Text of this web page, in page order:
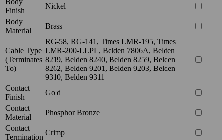
Finish
Nickel
Body
Material
Brass
Cable Type
(Terminates
To)
RG-58, RG-141, Times LMR-195, Times
LMR-200-LLPL, Belden 7806A, Belden
8219, Belden 8240, Belden 8259, Belden
8262, Belden 9201, Belden 9203, Belden
9310, Belden 9311
Contact
Finish
Gold
Contact
Material
Phosphor Bronze
Contact
Termination
Crimp